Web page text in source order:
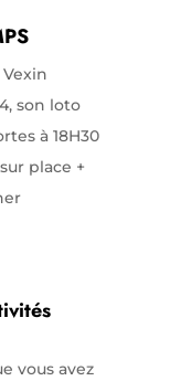
son loto
à 18H30
place +
vous avez